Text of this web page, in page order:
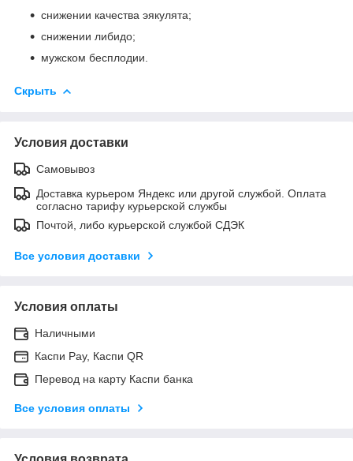
снижении качества эякулята;
снижении либидо;
мужском бесплодии.
Скрыть
Условия доставки
Самовывоз
Доставка курьером Яндекс или другой службой. Оплата
согласно тарифу курьерской службы
Почтой, либо курьерской службой СДЭК
Все условия доставки
Условия оплаты
Наличными
Каспи Pay, Каспи QR
Перевод на карту Каспи банка
Все условия оплаты